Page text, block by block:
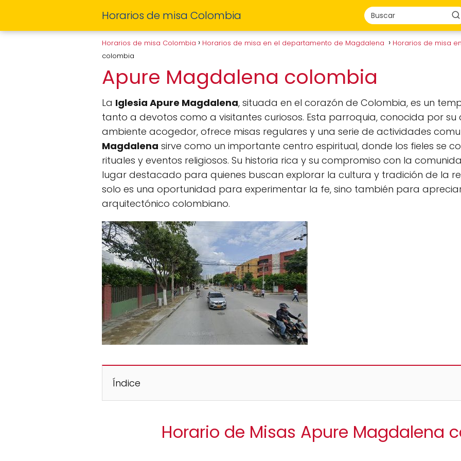
Horarios de misa Colombia
Horarios de misa Colombia Horarios de misa en el departamento de Magdalena Horarios de misa
colombia
Apure Magdalena colombia
La Iglesia Apure Magdalena, situada en el corazón de Colombia, es un
tanto a devotos como a visitantes curiosos. Esta parroquia, conocida por
ambiente acogedor, ofrece misas regulares y una serie de actividades
Magdalena sirve como un importante centro espiritual, donde los fieles se
rituales y eventos religiosos. Su historia rica y su compromiso con la
lugar destacado para quienes buscan explorar la cultura y tradición de la
solo es una oportunidad para experimentar la fe, sino también para
arquitectónico colombiano.
Índice
Horario de Misas Apure Magdalena